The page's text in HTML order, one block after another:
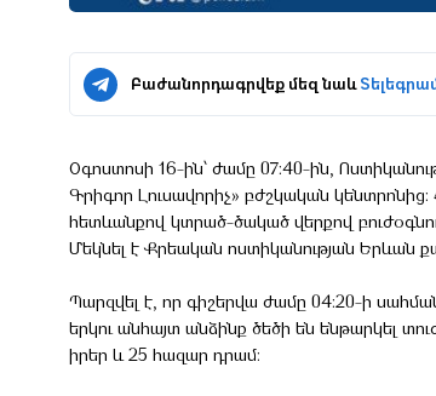
Բաժանորդագրվեք մեզ նաև
Օգոստոսի 16-ին՝ ժամը 07:40-ին,
Գրիգոր Լուսավորիչ» բժշկական կենտրոնից:
հետևանքով կտրած-ծակած վերքով
Մեկնել է Քրեական ոստիկանության Երևան
Պարզվել է, որ գիշերվա ժամը 04:20-ի
երկու անհայտ անձինք ծեծի են ենթարկել
իրեր և 25 հազար դրամ։